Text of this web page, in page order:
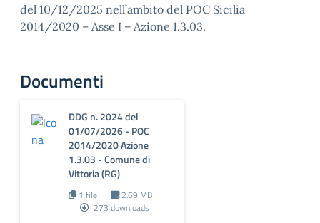
del 10/12/2025 nell’ambito del POC Sicilia
2014/2020 – Asse I – Azione 1.3.03.
Documenti
DDG n. 2024 del
01/07/2026 - POC
2014/2020 Azione
1.3.03 - Comune di
Vittoria (RG)
1 file
2.69 MB
273 downloads